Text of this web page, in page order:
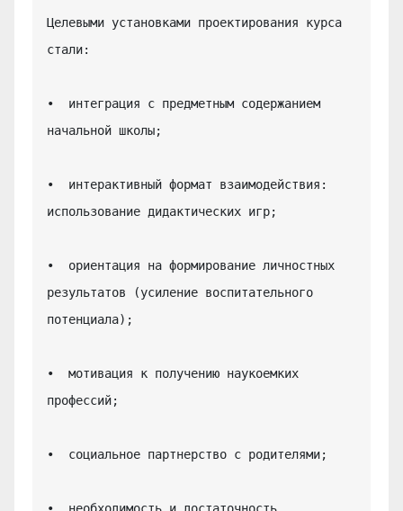
Целевыми установками проектирования курса
стали:
•  интеграция с предметным содержанием
начальной школы;
•  интерактивный формат взаимодействия:
использование дидактических игр;
•  ориентация на формирование личностных
результатов (усиление воспитательного
потенциала);
•  мотивация к получению наукоемких
профессий;
•  социальное партнерство с родителями;